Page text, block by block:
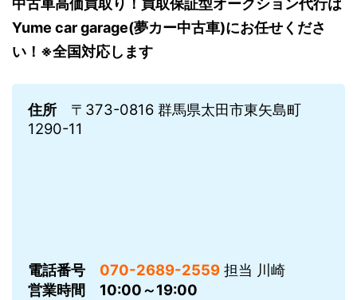
中古車高価買取り！買取保証型オークション代行は
Yume car garage(夢カー中古車)にお任せくださ
い！※全国対応します
住所 〒373-0816 群馬県太田市東矢島町
1290-11
電話番号 070-2689-2559 担当 川崎
営業時間
10:00～19:00